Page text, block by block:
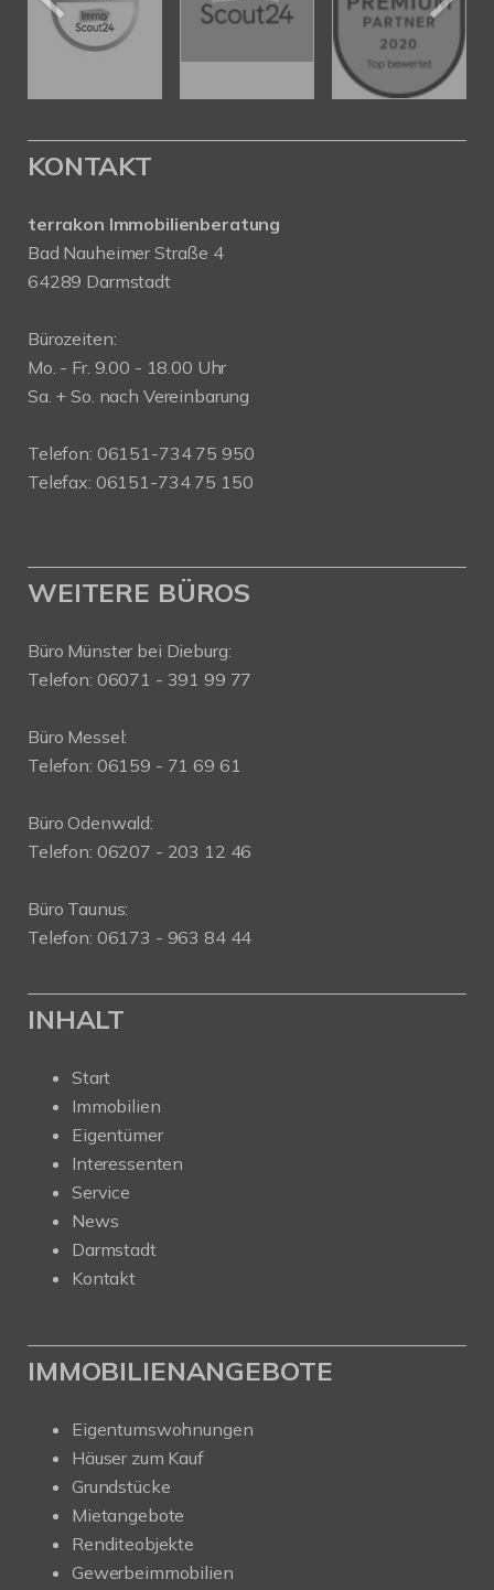
KONTAKT
terrakon Immobilienberatung
Bad Nauheimer Straße 4
64289 Darmstadt
Bürozeiten:
Mo. - Fr. 9.00 - 18.00 Uhr
Sa. + So. nach Vereinbarung
Telefon: 06151-734 75 950
Telefax: 06151-734 75 150
WEITERE BÜROS
Büro Münster bei Dieburg:
Telefon: 06071 - 391 99 77
Büro Messel:
Telefon: 06159 - 71 69 61
Büro Odenwald:
Telefon: 06207 - 203 12 46
Büro Taunus:
Telefon: 06173 - 963 84 44
INHALT
Start
Immobilien
Eigentümer
Interessenten
Service
News
Darmstadt
Kontakt
IMMOBILIENANGEBOTE
Eigentumswohnungen
Häuser zum Kauf
Grundstücke
Mietangebote
Renditeobjekte
Gewerbeimmobilien